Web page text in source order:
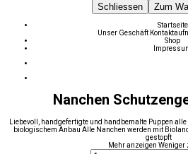
Schliessen Zum
Startseite
Unser Geschäft
Shop
Nanchen
Liebevoll, handgefertigte und handbemalte Puppen
biologischem Anbau Alle Nanchen werden mit
gestopft
Mehr anzeigen Weniger